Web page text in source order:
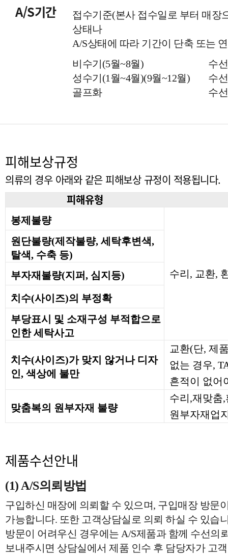
A/S기간
접수기준(본사 접수일로 부터 매장
상태나
A/S상태에 따라 기간이 단축 또는
비수기(5월~8월)
수선
성수기(1월~4월)(9월~12월) 수선
골프화(1월~4월)(9월~12월) 수선
피해보상규정
의류의 경우 아래와 같은 피해보상 규정이 적용됩니다.
피해유형
봉제불량
수리, 교환,
원단불량(제작불량, 세탁후변색,
탈색, 수축 등)
부자재불량(지퍼, 심지등)
치수(사이즈)의 부정확
부당표시 및 소재구성 부적합으로
인한 세탁사고
치수(사이즈)가 맞지 않거나 디자
인, 색상에 불만
교환(단, 제
없는 경우,
흔적이 없어
맞춤복의 원부자재 불량
수리,재맞춤
원부자재업
제품수선안내
(1) A/S의뢰방법
구입하신 매장에 의뢰할 수 있으며, 구입매장 방문
가능합니다. 또한 고객상담실로 의뢰 하실 수 있습
방문이 어려우신 경우에는 A/S제품과 함께 수선의
보내주시면 상담실에서 제품 인수 후 담당자가 고